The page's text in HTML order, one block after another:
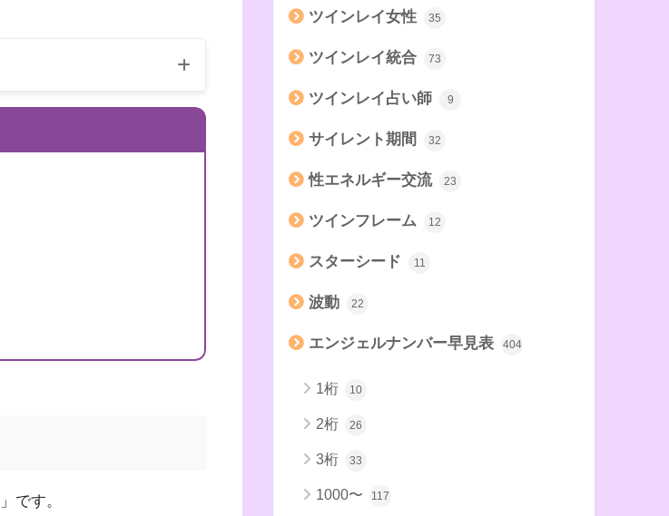
」です。
ツインレイ女性 35
ツインレイ統合 73
ツインレイ占い師 9
サイレント期間 32
性エネルギー交流 23
ツインフレーム 12
スターシード 11
波動 22
エンジェルナンバー早見表 404
1桁 10
2桁 26
3桁 33
1000〜 117